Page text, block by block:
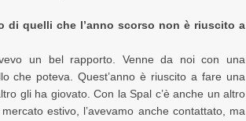
di quelli che l’anno scorso non è riuscito a
un bel rapporto. Venne da noi con una
che poteva. Quest’anno è riuscito a fare una
gli ha giovato. Con la Spal c’è anche un altro
estivo, l’avevamo anche contattato, ma